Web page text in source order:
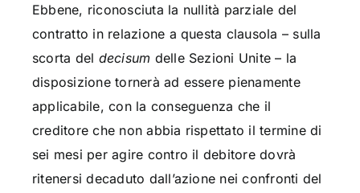
Ebbene, riconosciuta la nullità parziale del
contratto in relazione a questa clausola – sulla
scorta del decisum delle Sezioni Unite – la
disposizione tornerà ad essere pienamente
applicabile, con la conseguenza che il
creditore che non abbia rispettato il termine di
sei mesi per agire contro il debitore dovrà
ritenersi decaduto dall’azione nei confronti del